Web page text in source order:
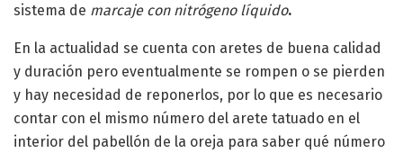
sistema de marcaje con nitrógeno líquido.
En la actualidad se cuenta con aretes de buena calidad
y duración pero eventualmente se rompen o se pierden
y hay necesidad de reponerlos, por lo que es necesario
contar con el mismo número del arete tatuado en el
interior del pabellón de la oreja para saber qué número